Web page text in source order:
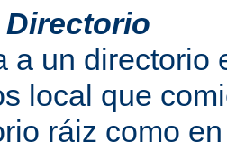
a un directorio
local que
ráiz como en